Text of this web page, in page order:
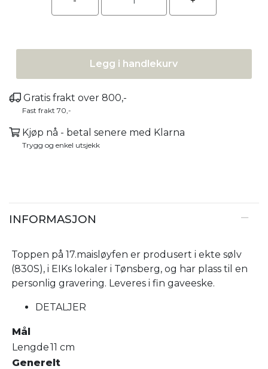
Legg i handlekurv
Gratis frakt over 800,-
Fast frakt 70,-
Kjøp nå - betal senere med Klarna
Trygg og enkel utsjekk
INFORMASJON
Toppen på 17.maisløyfen er produsert i ekte sølv
(830S), i EIKs lokaler i Tønsberg, og har plass til en
personlig gravering. Leveres i fin gaveeske.
DETALJER
Mål
Lengde11 cm
Generelt